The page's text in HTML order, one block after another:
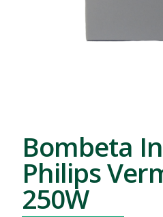
Bombeta
Philips
250W